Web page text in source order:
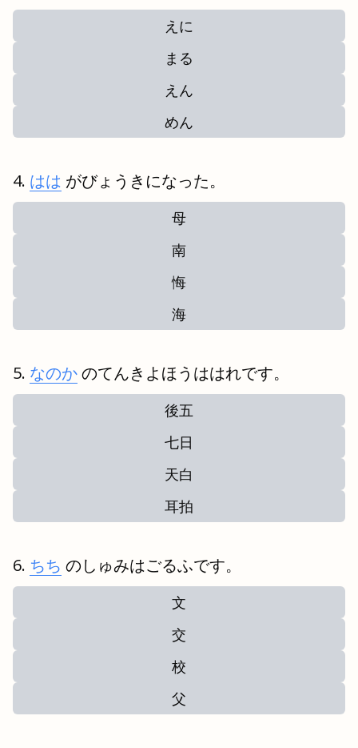
えに
まる
えん
めん
はは がびょうきになった。
母
南
悔
海
なのかのてんきよほうははれです。
後五
七日
天白
耳拍
ちち のしゅみはごるふです。
文
交
校
父